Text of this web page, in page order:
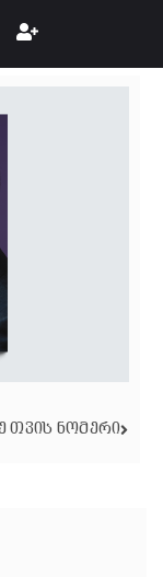
ᲗᲕᲘᲡ ᲜᲝᲛᲔᲠᲘ